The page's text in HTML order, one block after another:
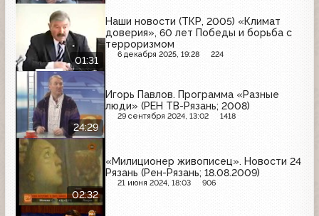
01:31
Наши новости (ТКР, 2005) «Климат
доверия», 60 лет Победы и борьба с
терроризмом
6 декабря 2025, 19:28 224
24:29
Игорь Павлов. Программа «Разные
люди» (РЕН ТВ-Рязань; 2008)
29 сентября 2024, 13:02 1418
02:32
«Милиционер живописец». Новости 24
Рязань (Рен-Рязань; 18.08.2009)
21 июня 2024, 18:03 906